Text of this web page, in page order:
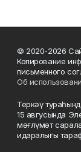
© 2020-2026
Копирование
письменного
Об
Теркәү
15 авгусында
мәғлүмәт
идаралығы